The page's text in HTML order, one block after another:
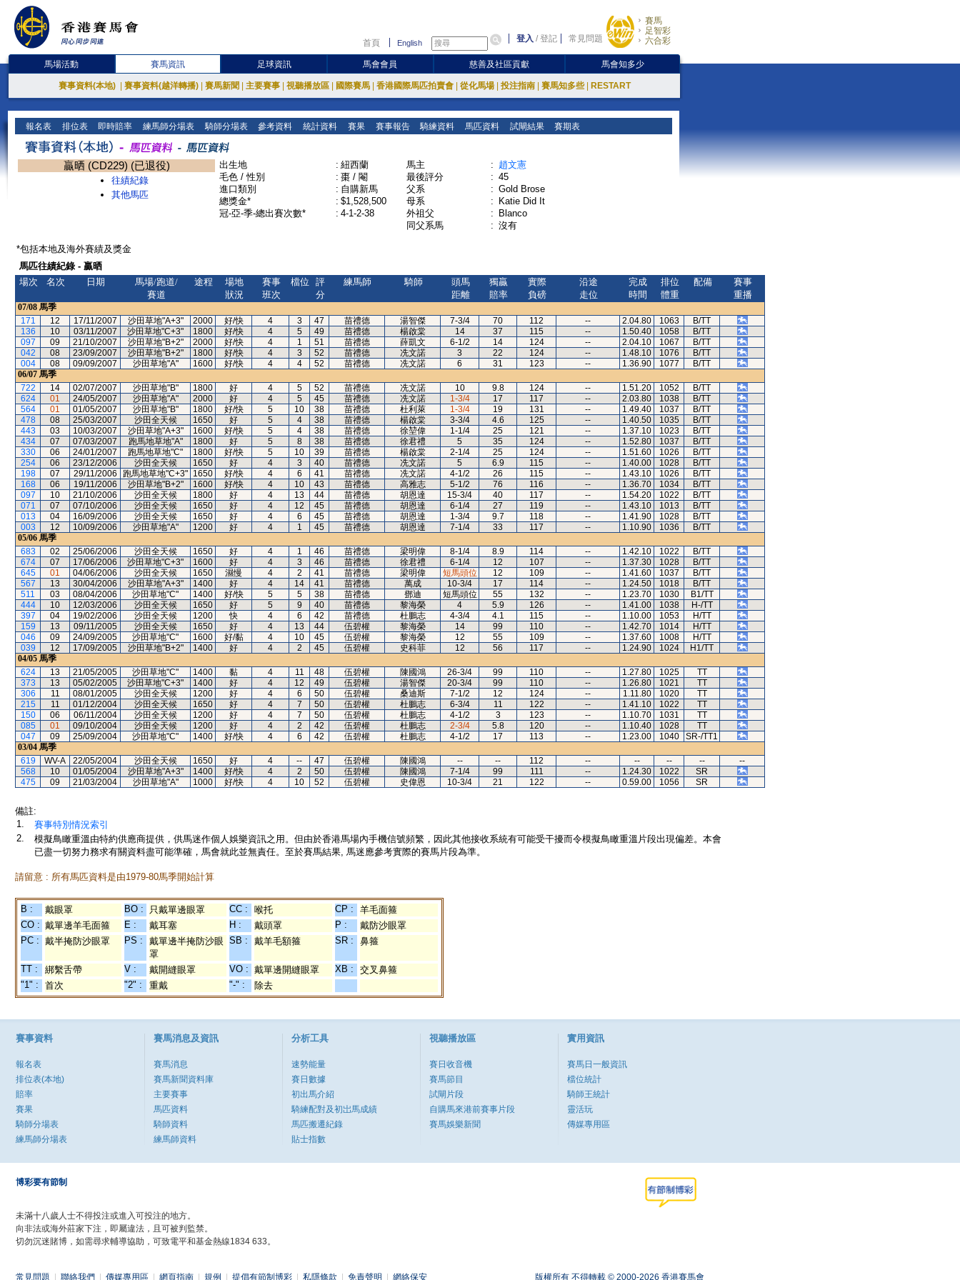
首頁 English 登入 /登記 常見問題
賽馬
足智彩
六合彩
馬場活動 賽馬資訊 足球資訊 馬會會員 慈善及社區貢獻 馬會知多少
賽事資料(本地) 賽事資料(越洋轉播) 賽馬新聞 主要賽事 視聽播放區 國際賽馬 香港國際馬匹拍賣會 從化馬場 投注指南 賽馬知多些 RESTART
報名表 排位表 即時賠率 練馬師分場表 騎師分場表 參考資料 統計資料 賽果 賽事報告 騎練資料 馬匹資料 試閘結果 賽期表
贏晒 (CD229) (已退役)
往績紀錄
其他馬匹
出生地 : 紐西蘭
毛色 / 性別
: 棗 / 閹
進口類別
: 自購新馬
總獎金*
: $1,528,500
冠-亞-季-總出賽次數*
: 4-1-2-38
馬主 : 趙文憲
最後評分
: 45
父系
: Gold Brose
母系
:
Katie Did It
外祖父
:
Blanco
同父系馬
: 沒有
*包括本地及海外賽績及獎金
馬匹往績紀錄 - 贏晒
場次
名次 日期
馬場/跑道/
賽道
途程
場地
狀況
賽事
班次
檔位
評
分
練馬師 騎師
頭馬
距離
獨贏
賠率
實際
負磅
沿途
走位
完成
時間
排位
體重
配備
賽事
重播
07/08 馬季
171
12 17/11/2007 沙田草地"A+3" 2000 好/快 4 3 47 苗禮德 湯智傑 7-3/4 70 112 -- 2.04.80 1063
B/TT
136
10 03/11/2007 沙田草地"C+3" 1800 好/快 4 5 49 苗禮德 楊啟棠 14 37 115 -- 1.50.40 1058
B/TT
097
09 21/10/2007 沙田草地"B+2" 2000 好/快 4 1 51 苗禮德 薛凱文 6-1/2 14 124 -- 2.04.10 1067
B/TT
042
08 23/09/2007 沙田草地"B+2" 1800 好/快 4 3 52 苗禮德 冼文諾 3 22 124 -- 1.48.10 1076
B/TT
004
08 09/09/2007 沙田草地"A" 1600 好/快 4 4 52 苗禮德 冼文諾 6 31 123 -- 1.36.90 1077
B/TT
06/07 馬季
722
14 02/07/2007 沙田草地"B" 1800 好 4 5 52 苗禮德 冼文諾 10 9.8 124 -- 1.51.20 1052
B/TT
624
01 24/05/2007 沙田草地"A" 2000 好 4 5 45 苗禮德 冼文諾 1-3/4 17 117 -- 2.03.80 1038
B/TT
564
01 01/05/2007 沙田草地"B" 1800 好/快 5 10 38 苗禮德 杜利萊 1-3/4 19 131 -- 1.49.40 1037
B/TT
478
08 25/03/2007 沙田全天候 1650 好 5 4 38 苗禮德 楊啟棠 3-3/4 4.6 125 -- 1.40.50 1035
B/TT
443
03 10/03/2007 沙田草地"A+3" 1600 好/快 5 4 38 苗禮德 徐堃偉 1-1/4 25 121 -- 1.37.10 1023
B/TT
434
07 07/03/2007 跑馬地草地"A" 1800 好 5 8 38 苗禮德 徐君禮 5 35 124 -- 1.52.80 1037
B/TT
330
06 24/01/2007 跑馬地草地"C" 1800 好/快 5 10 39 苗禮德 楊啟棠 2-1/4 25 124 -- 1.51.60 1026
B/TT
254
06 23/12/2006 沙田全天候 1650 好 4 3 40 苗禮德 冼文諾 5 6.9 115 -- 1.40.00 1028
B/TT
198
07 29/11/2006 跑馬地草地"C+3" 1650 好/快 4 6 41 苗禮德 冼文諾 4-1/2 26 115 -- 1.43.10 1026
B/TT
168
06 19/11/2006 沙田草地"B+2" 1600 好/快 4 10 43 苗禮德 高雅志 5-1/2 76 116 -- 1.36.70 1034
B/TT
097
10 21/10/2006 沙田全天候 1800 好 4 13 44 苗禮德 胡恩達 15-3/4 40 117 -- 1.54.20 1022
B/TT
071
07 07/10/2006 沙田全天候 1650 好 4 12 45 苗禮德 胡恩達 6-1/4 27 119 -- 1.43.10 1013
B/TT
013
04 16/09/2006 沙田全天候 1650 好 4 6 45 苗禮德 胡恩達 1-3/4 9.7 118 -- 1.41.90 1028
B/TT
003
12 10/09/2006 沙田草地"A" 1200 好 4 1 45 苗禮德 胡恩達 7-1/4 33 117 -- 1.10.90 1036
B/TT
05/06 馬季
683
02 25/06/2006 沙田全天候 1650 好 4 1 46 苗禮德 梁明偉 8-1/4 8.9 114 -- 1.42.10 1022
B/TT
674
07 17/06/2006 沙田草地"C+3" 1600 好 4 3 46 苗禮德 徐君禮 6-1/4 12 107 -- 1.37.30 1028
B/TT
645
01 04/06/2006 沙田全天候 1650 濕慢 4 2 41 苗禮德 梁明偉 短馬頭位 12 109 -- 1.41.60 1037
B/TT
567
13 30/04/2006 沙田草地"A+3" 1400 好 4 14 41 苗禮德 萬成 10-3/4 17 114 -- 1.24.50 1018
B/TT
511
03 08/04/2006 沙田草地"C" 1400 好/快 5 5 38 苗禮德 鄧迪 短馬頭位 55 132 -- 1.23.70 1030
B1/TT
444
10 12/03/2006 沙田全天候 1650 好 5 9 40 苗禮德 黎海榮 4 5.9 126 -- 1.41.00 1038
H-/TT
397
04 19/02/2006 沙田全天候 1200 快 4 6 42 苗禮德 杜鵬志 4-3/4 4.1 115 -- 1.10.00 1053
H/TT
159
13 09/11/2005 沙田全天候 1650 好 4 13 44 伍碧權 黎海榮 14 99 110 -- 1.42.70 1014
H/TT
046
09 24/09/2005 沙田草地"C" 1600 好/黏 4 10 45 伍碧權 黎海榮 12 55 109 -- 1.37.60 1008
H/TT
039
12 17/09/2005 沙田草地"B+2" 1400 好 4 2 45 伍碧權 史科菲 12 56 117 -- 1.24.90 1024
H1/TT
04/05 馬季
624
13 21/05/2005 沙田草地"C" 1400 黏 4 11 48 伍碧權 陳國鴻 26-3/4 99 110 -- 1.27.80 1025
TT
373
13 05/02/2005 沙田草地"C+3" 1400 好 4 12 49 伍碧權 湯智傑 20-3/4 99 110 -- 1.26.80 1021
TT
306
11 08/01/2005 沙田全天候 1200 好 4 6 50 伍碧權 桑迪斯 7-1/2 12 124 -- 1.11.80 1020
TT
215
11 01/12/2004 沙田全天候 1650 好 4 7 50 伍碧權 杜鵬志 6-3/4 11 122 -- 1.41.10 1022
TT
150
06 06/11/2004 沙田全天候 1200 好 4 7 50 伍碧權 杜鵬志 4-1/2 3 123 -- 1.10.70 1031
TT
085
01 09/10/2004 沙田全天候 1200 好 4 2 42 伍碧權 杜鵬志 2-3/4 5.8 120 -- 1.10.40 1028
TT
047
09 25/09/2004 沙田草地"C" 1400 好/快 4 6 42 伍碧權 杜鵬志 4-1/2 17 113 -- 1.23.00 1040
SR-/TT1
03/04 馬季
619
WV-A 22/05/2004 沙田全天候 1650 好 4 -- 47 伍碧權 陳國鴻 -- -- 112 -- -- -- --
--
568
10 01/05/2004 沙田草地"A+3" 1400 好/快 4 2 50 伍碧權 陳國鴻 7-1/4 99 111 -- 1.24.30 1022
SR
475
09 21/03/2004 沙田草地"A" 1000 好/快 4 10 52 伍碧權 史偉恩 10-3/4 21 122 -- 0.59.00 1056 SR
備註:
1.
賽事特別情況索引
2.
模擬鳥瞰重溫由特約供應商提供，供馬迷作個人娛樂資訊之用。但由於香港馬場內手機信號頻繁，因此其他接收系統有可能受干擾而令模擬鳥瞰重溫片段出現偏差。本會
已盡一切努力務求有關資料盡可能準確，馬會就此並無責任。至於賽馬結果, 馬迷應參考實際的賽馬片段為準。
請留意 : 所有馬匹資料是由1979-80馬季開始計算
B : 戴眼罩 BO : 只戴單邊眼罩 CC : 喉托 CP :
羊毛面箍
CO : 戴單邊羊毛面箍 E : 戴耳塞 H : 戴頭罩 P :
戴防沙眼罩
PC : 戴半掩防沙眼罩 PS :
戴單邊半掩防沙眼
罩
SB : 戴羊毛額箍 SR : 鼻箍
TT : 綁繫舌帶 V : 戴開縫眼罩 VO : 戴單邊開縫眼罩 XB :
交叉鼻箍
"1" :
首次 "2" : 重戴 "-" : 除去
賽事資料
報名表
排位表(本地)
賠率
賽果
騎師分場表
練馬師分場表
賽馬消息及資訊
賽馬消息
賽馬新聞資料庫
主要賽事
馬匹資料
騎師資料
練馬師資料
分析工具
速勢能量
賽日數據
初出馬介紹
騎練配對及初岀馬成績
馬匹搬遷紀錄
貼士指數
視聽播放區
賽日收音機
賽馬節目
試閘片段
自購馬來港前賽事片段
賽馬娛樂新聞
實用資訊
賽馬日一般資訊
檔位統計
騎師王統計
靈活玩
傳媒專用區
博彩要有節制
未滿十八歲人士不得投注或進入可投注的地方。
向非法或海外莊家下注，即屬違法，且可被判監禁。
切勿沉迷賭博，如需尋求輔導協助，可致電平和基金熱線1834 633。
常見問題 聯絡我們 傳媒專用區 網頁指南 規例 提倡有節制博彩 私隱條款 免責聲明 網絡保安 版權所有 不得轉載 © 2000-2026 香港賽馬會